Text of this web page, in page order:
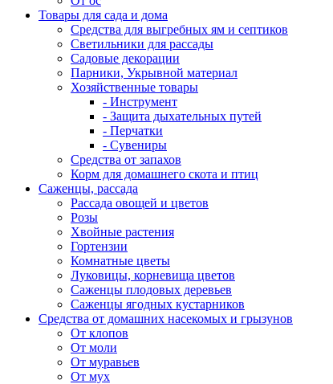
Товары для сада и дома
Средства для выгребных ям и септиков
Светильники для рассады
Садовые декорации
Парники, Укрывной материал
Хозяйственные товары
- Инструмент
- Защита дыхательных путей
- Перчатки
- Сувениры
Средства от запахов
Корм для домашнего скота и птиц
Саженцы, рассада
Рассада овощей и цветов
Розы
Хвойные растения
Гортензии
Комнатные цветы
Луковицы, корневища цветов
Саженцы плодовых деревьев
Саженцы ягодных кустарников
Средства от домашних насекомых и грызунов
От клопов
От моли
От муравьев
От мух